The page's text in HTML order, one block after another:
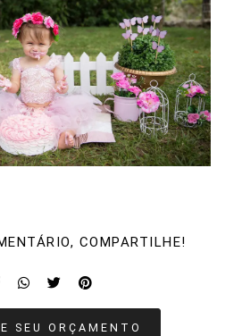
COMPARTILHE!
SEU ORÇAMENTO